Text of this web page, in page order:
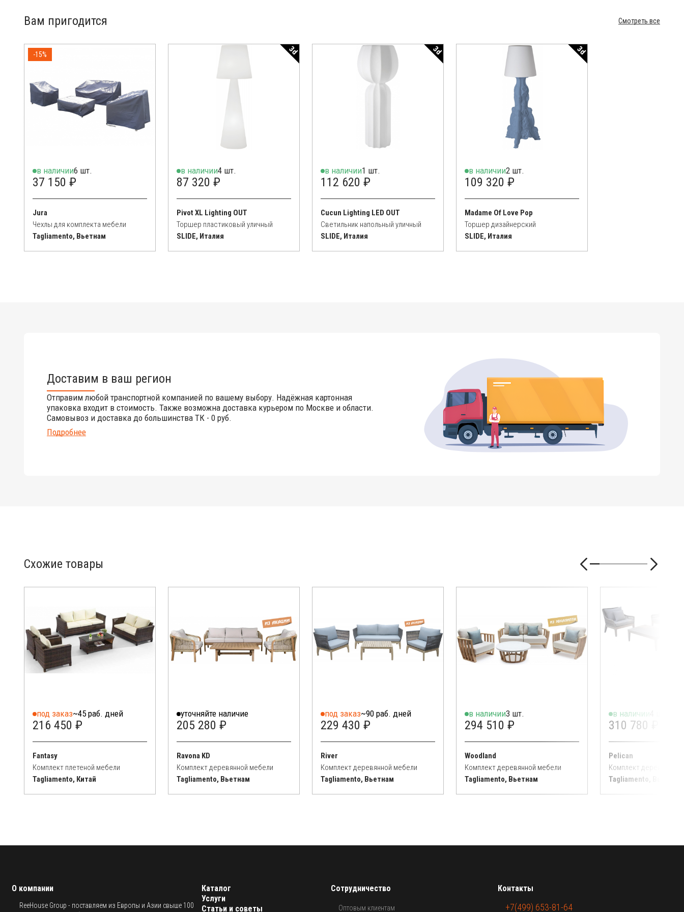
Вам пригодится Смотреть все
-15%
в наличии6 шт.
37 150 ₽
Jura
Чехлы для комплекта мебели
Tagliamento, Вьетнам
3d
в наличии4 шт.
87 320 ₽
Pivot XL Lighting OUT
Торшер пластиковый уличный
SLIDE, Италия
3d
в наличии1 шт.
112 620 ₽
Cucun Lighting LED OUT
Светильник напольный уличный
SLIDE, Италия
3d
в наличии2 шт.
109 320 ₽
Madame Of Love Pop
Торшер дизайнерский
SLIDE, Италия
Доставим в ваш регион
Отправим любой транспортной компанией по вашему выбору. Надёжная картонная
упаковка входит в стоимость. Также возможна доставка курьером по Москве и области.
Самовывоз и доставка до большинства ТК - 0 руб.
Подробнее
Схожие товары
под заказ~45 раб. дней
216 450 ₽
Fantasy
Комплект плетеной мебели
Tagliamento, Китай
уточняйте наличие
205 280 ₽
Ravona KD
Комплект деревянной мебели
Tagliamento, Вьетнам
под заказ~90 раб. дней
229 430 ₽
River
Комплект деревянной мебели
Tagliamento, Вьетнам
в наличии3 шт.
294 510 ₽
Woodland
Комплект деревянной мебели
Tagliamento, Вьетнам
в наличии
310 780 ₽
Pelican
Комплект деревянной
Tagliamento, Вьетнам
О компании
ReeHouse Group - поставляем из Европы и Азии свыше 100
Каталог
Услуги
Статьи и советы
Сотрудничество
Оптовым клиентам
Контакты
+7(499) 653-81-64